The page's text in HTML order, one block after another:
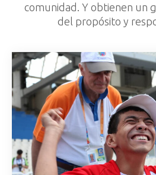
comunidad. Y obtienen un
del propósito y